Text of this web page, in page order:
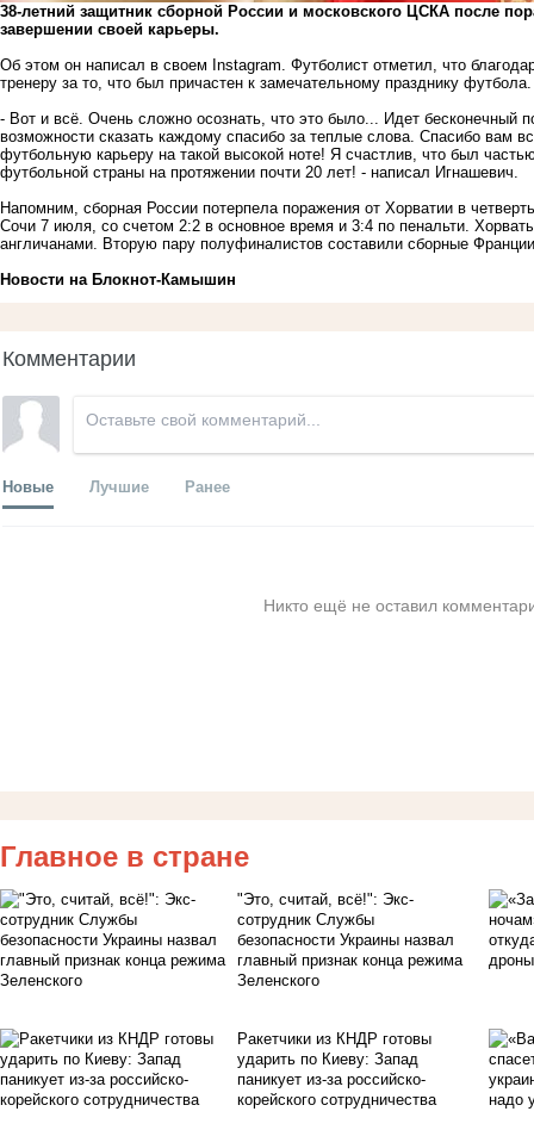
38-летний защитник сборной России и московского ЦСКА после
завершении своей карьеры.
Об этом он написал в своем Instagram. Футболист отметил, что
тренеру за то, что был причастен к замечательному празднику футбола.
- Вот и всё. Очень сложно осознать, что это было... Идет бесконечный
возможности сказать каждому спасибо за теплые слова. Спасибо вам
футбольную карьеру на такой высокой ноте! Я счастлив, что был
футбольной страны на протяжении почти 20 лет! - написал Игнашевич.
Напомним, сборная России потерпела поражения от Хорватии в
Сочи 7 июля, со счетом 2:2 в основное время и 3:4 по пенальти.
англичанами. Вторую пару полуфиналистов составили сборные
Новости на Блoкнoт-Камышин
Комментарии
Новые Лучшие Ранее
Никто ещё не оставил
Главное в стране
"Это, считай, всё!": Экс-
сотрудник Службы
безопасности Украины назвал
главный признак конца режима
Зеленского
Ракетчики из КНДР готовы
ударить по Киеву: Запад
паникует из-за российско-
корейского сотрудничества